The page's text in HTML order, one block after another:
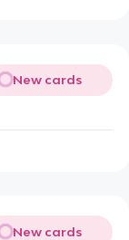
New cards
New cards